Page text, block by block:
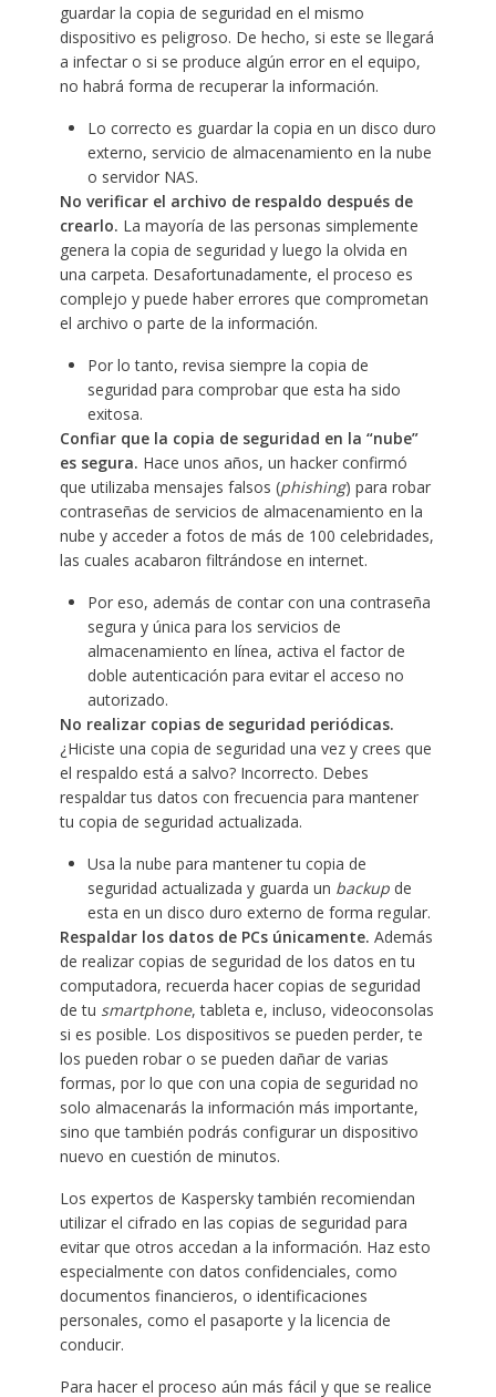
guardar la copia de seguridad en el mismo
dispositivo es peligroso. De hecho, si este se llegará
a infectar o si se produce algún error en el equipo,
no habrá forma de recuperar la información.
Lo correcto es guardar la copia en un disco duro
externo, servicio de almacenamiento en la nube
o servidor NAS.
No verificar el archivo de respaldo después de
crearlo. La mayoría de las personas simplemente
genera la copia de seguridad y luego la olvida en
una carpeta. Desafortunadamente, el proceso es
complejo y puede haber errores que comprometan
el archivo o parte de la información.
Por lo tanto, revisa siempre la copia de
seguridad para comprobar que esta ha sido
exitosa.
Confiar que la copia de seguridad en la “nube”
es segura. Hace unos años, un hacker confirmó
que utilizaba mensajes falsos (phishing) para robar
contraseñas de servicios de almacenamiento en la
nube y acceder a fotos de más de 100 celebridades,
las cuales acabaron filtrándose en internet.
Por eso, además de contar con una contraseña
segura y única para los servicios de
almacenamiento en línea, activa el factor de
doble autenticación para evitar el acceso no
autorizado.
No realizar copias de seguridad periódicas.
¿Hiciste una copia de seguridad una vez y crees que
el respaldo está a salvo? Incorrecto. Debes
respaldar tus datos con frecuencia para mantener
tu copia de seguridad actualizada.
Usa la nube para mantener tu copia de
seguridad actualizada y guarda un backupde
esta en un disco duro externo de forma regular.
Respaldar los datos de PCs únicamente. Además
de realizar copias de seguridad de los datos en tu
computadora, recuerda hacer copias de seguridad
de tu smartphone, tableta e, incluso, videoconsolas
si es posible. Los dispositivos se pueden perder, te
los pueden robar o se pueden dañar de varias
formas, por lo que con una copia de seguridad no
solo almacenarás la información más importante,
sino que también podrás configurar un dispositivo
nuevo en cuestión de minutos.
Los expertos de Kaspersky también recomiendan
utilizar el cifrado en las copias de seguridad para
evitar que otros accedan a la información. Haz esto
especialmente con datos confidenciales, como
documentos financieros, o identificaciones
personales, como el pasaporte y la licencia de
conducir.
Para hacer el proceso aún más fácil y que se realice